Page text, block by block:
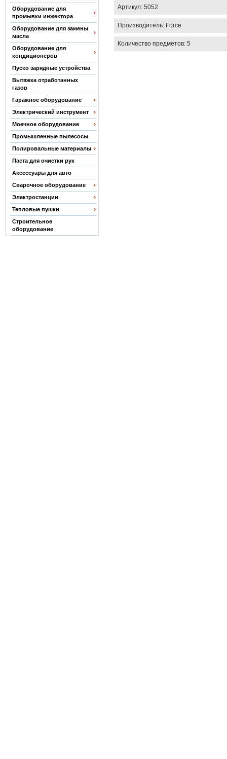
Оборудование для
промывки инжектора
Оборудование для замены
масла
Оборудование для
кондиционеров
Пуско зарядные устройства
Вытяжка отработанных
газов
Гаражное оборудование
Электрический инструмент
Моечное оборудование
Промышленные пылесосы
Полировальные материалы
Паста для очистки рук
Аксессуары для авто
Сварочное оборудование
Электростанции
Тепловые пушки
Строительное
оборудование
Артикул: 5052
Производитель: Force
Количество предметов: 5